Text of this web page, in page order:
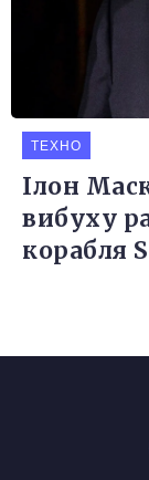
ТЕХНО
Ілон
вибуху
корабля